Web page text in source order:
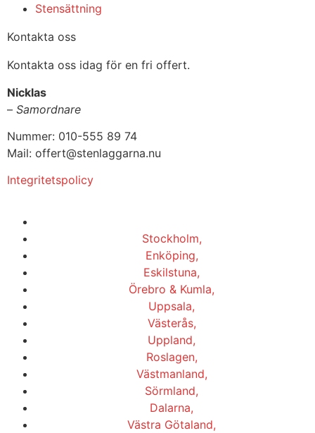
Stensättning
Kontakta oss
Kontakta oss idag för en fri offert.
Nicklas
– Samordnare
Nummer: 010-555 89 74
Mail: offert@stenlaggarna.nu
Integritetspolicy
Stockholm,
Enköping,
Eskilstuna,
Örebro & Kumla,
Uppsala,
Västerås,
Uppland,
Roslagen,
Västmanland,
Sörmland,
Dalarna,
Västra Götaland,